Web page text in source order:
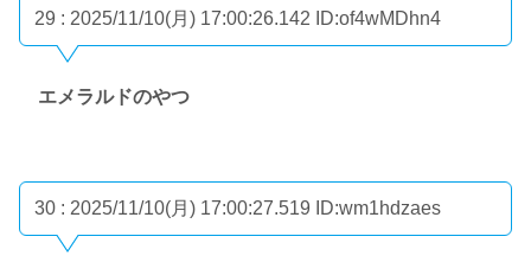
29 : 2025/11/10(月) 17:00:26.142 ID:of4wMDhn4
エメラルドのやつ
30 : 2025/11/10(月) 17:00:27.519 ID:wm1hdzaes